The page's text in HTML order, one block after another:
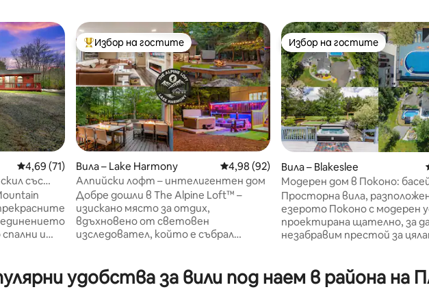
Средна оценка: 4,69 от 5, 71 отзива
4,69 (71)
със
за
и
си
за
Най-популярен избор на гостите
Избор на гостите
Вила – Lake Harmony Средна оценка: 4,98 от 5, 92 отзива
4,98 (92)
Алпийски лофт – интелигентен дом
Добре дошли в The Alpine Loft™️ –
изискано място за отдих,
вдъхновено от световен
изследовател, който е събрал
изключителен дом. Тук луксът е
нещо съвсем естествено и всеки
Избор на гостите
Избор на гостите
Вила – Blakeslee
Модерен дом в Поконо:
до ски и пешеходен туризъм
Просторна вила,
езерото Поконо с модерен усет,
проектирана щателно, за
незабравим престой за
езерото Синка (2 минути с
минути пеша) - Катедрален
удобства за вили под наем в района на